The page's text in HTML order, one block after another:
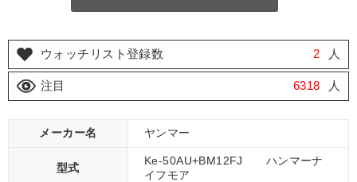
ウォッチリスト登録数 2 人
注目 6318 人
メーカー名 ヤンマー
型式
Ke-50AU+BM12FJ ハンマーナ
イフモア